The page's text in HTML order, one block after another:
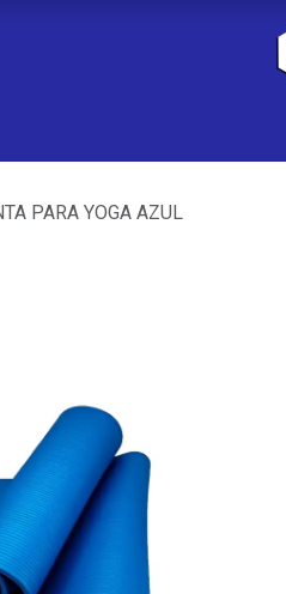
PARA YOGA AZUL